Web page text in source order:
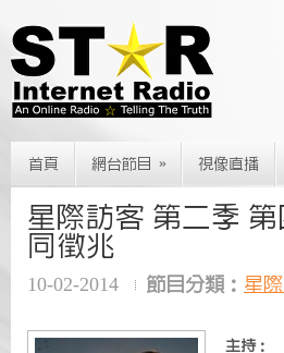
首頁 網台節目 » 視像直播
星際訪客 第二季
同徵兆
10-02-2014 節目分類： 星
主持：